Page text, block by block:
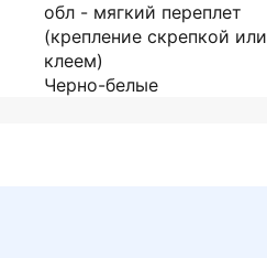
обл - мягкий переплет
(крепление скрепкой или
клеем)
Черно-белые